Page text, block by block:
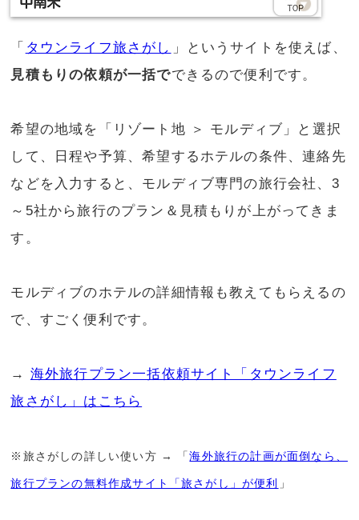
「 タウンライフ旅さがし 」というサイトを使えば、
見積もりの依頼が一括でできるので便利です。
希望の地域を「リゾート地 ＞ モルディブ」と選択
して、日程や予算、希望するホテルの条件、連絡先
などを入力すると、モルディブ専門の旅行会社、3
～5社から旅行のプラン＆見積もりが上がってきま
す。
モルディブのホテルの詳細情報も教えてもらえるの
で、すごく便利です。
→ 海外旅行プラン一括依頼サイト「タウンライフ
旅さがし」はこちら
※旅さがしの詳しい使い方 → 「海外旅行の計画が面倒なら、
旅行プランの無料作成サイト「旅さがし」が便利 」